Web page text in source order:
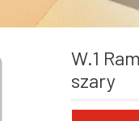
W.1 Ramka 1-kr do montażu podtynkowego, IP55,
szary